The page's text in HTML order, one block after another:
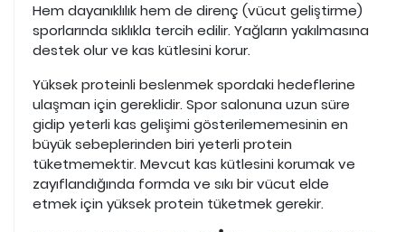
Hem dayanıklılık hem de direnç (vücut geliştirme)
sporlarında sıklıkla tercih edilir. Yağların yakılmasına
destek olur ve kas kütlesini korur.
Yüksek proteinli beslenmek spordaki hedeflerine
ulaşman için gereklidir. Spor salonuna uzun süre
gidip yeterli kas gelişimi gösterilememesinin en
büyük sebeplerinden biri yeterli protein
tüketmemektir. Mevcut kas kütlesini korumak ve
zayıflandığında formda ve sıkı bir vücut elde
etmek için yüksek protein tüketmek gerekir.